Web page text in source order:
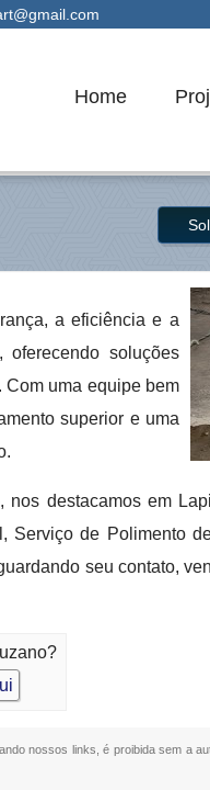
Home
a eficiência e a
soluções
uma equipe bem
superior e uma
destacamos em
de Polimento
seu contato,
nossos links, é proibida sem a